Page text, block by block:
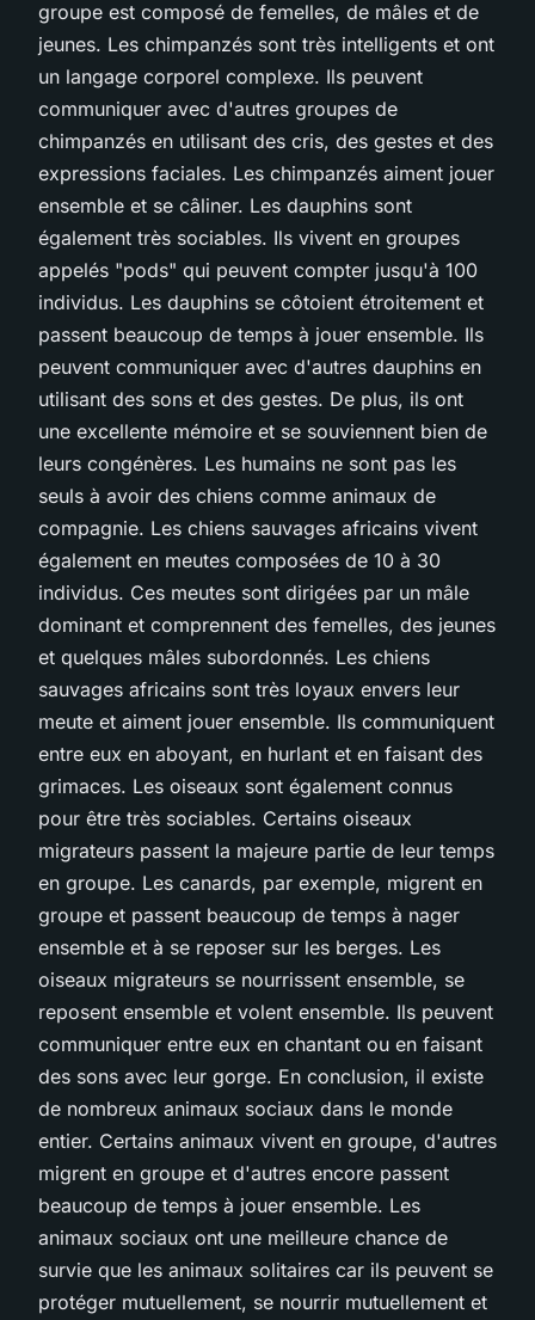
groupe est composé de femelles, de mâles et de
jeunes. Les chimpanzés sont très intelligents et ont
un langage corporel complexe. Ils peuvent
communiquer avec d'autres groupes de
chimpanzés en utilisant des cris, des gestes et des
expressions faciales. Les chimpanzés aiment jouer
ensemble et se câliner. Les dauphins sont
également très sociables. Ils vivent en groupes
appelés "pods" qui peuvent compter jusqu'à 100
individus. Les dauphins se côtoient étroitement et
passent beaucoup de temps à jouer ensemble. Ils
peuvent communiquer avec d'autres dauphins en
utilisant des sons et des gestes. De plus, ils ont
une excellente mémoire et se souviennent bien de
leurs congénères. Les humains ne sont pas les
seuls à avoir des chiens comme animaux de
compagnie. Les chiens sauvages africains vivent
également en meutes composées de 10 à 30
individus. Ces meutes sont dirigées par un mâle
dominant et comprennent des femelles, des jeunes
et quelques mâles subordonnés. Les chiens
sauvages africains sont très loyaux envers leur
meute et aiment jouer ensemble. Ils communiquent
entre eux en aboyant, en hurlant et en faisant des
grimaces. Les oiseaux sont également connus
pour être très sociables. Certains oiseaux
migrateurs passent la majeure partie de leur temps
en groupe. Les canards, par exemple, migrent en
groupe et passent beaucoup de temps à nager
ensemble et à se reposer sur les berges. Les
oiseaux migrateurs se nourrissent ensemble, se
reposent ensemble et volent ensemble. Ils peuvent
communiquer entre eux en chantant ou en faisant
des sons avec leur gorge. En conclusion, il existe
de nombreux animaux sociaux dans le monde
entier. Certains animaux vivent en groupe, d'autres
migrent en groupe et d'autres encore passent
beaucoup de temps à jouer ensemble. Les
animaux sociaux ont une meilleure chance de
survie que les animaux solitaires car ils peuvent se
protéger mutuellement, se nourrir mutuellement et